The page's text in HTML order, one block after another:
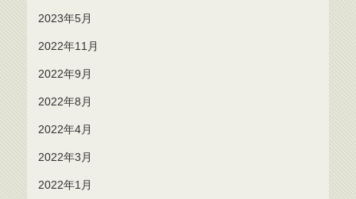
2023年5月
2022年11月
2022年9月
2022年8月
2022年4月
2022年3月
2022年1月